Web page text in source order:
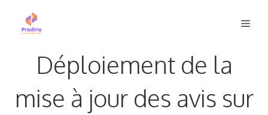
Déploiement de la
mise à jour des avis sur